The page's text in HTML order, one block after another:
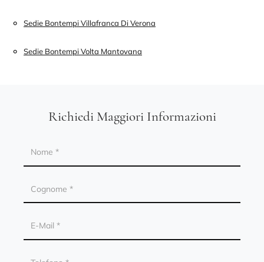
Sedie Bontempi Villafranca Di Verona
Sedie Bontempi Volta Mantovana
Richiedi Maggiori Informazioni